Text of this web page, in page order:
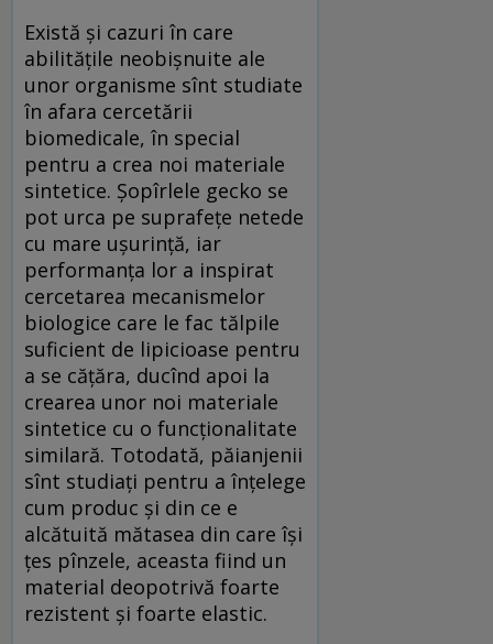
Există și cazuri în care
abilitățile neobișnuite ale
unor organisme sînt studiate
în afara cercetării
biomedicale, în special
pentru a crea noi materiale
sintetice. Șopîrlele gecko se
pot urca pe suprafețe netede
cu mare ușurință, iar
performanța lor a inspirat
cercetarea mecanismelor
biologice care le fac tălpile
suficient de lipicioase pentru
a se cățăra, ducînd apoi la
crearea unor noi materiale
sintetice cu o funcționalitate
similară. Totodată, păianjenii
sînt studiați pentru a înțelege
cum produc și din ce e
alcătuită mătasea din care își
țes pînzele, aceasta fiind un
material deopotrivă foarte
rezistent și foarte elastic.